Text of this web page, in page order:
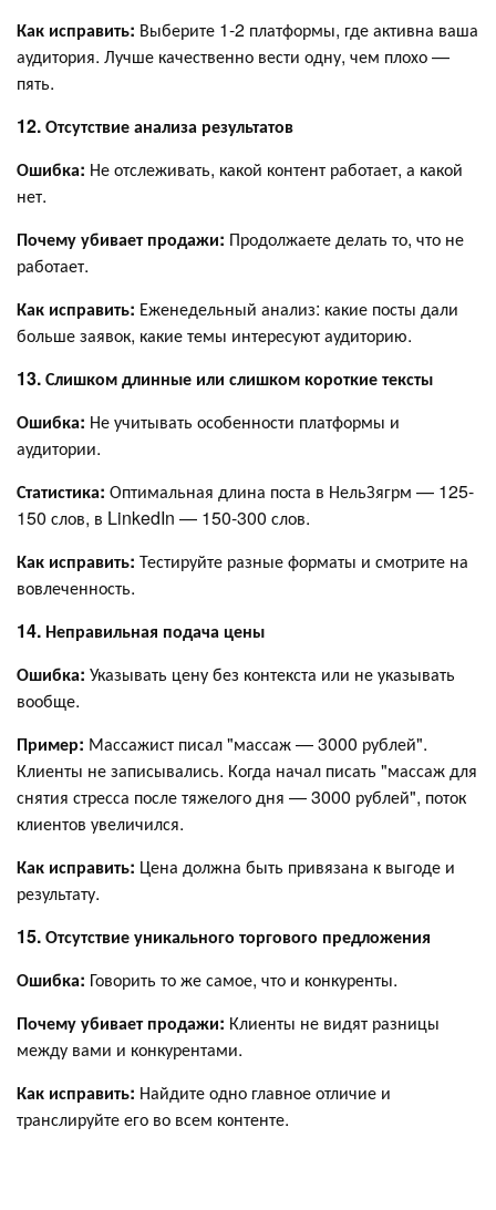
Как исправить: Выберите 1-2 платформы, где активна ваша
аудитория. Лучше качественно вести одну, чем плохо —
пять.
12. Отсутствие анализа результатов
Ошибка: Не отслеживать, какой контент работает, а какой
нет.
Почему убивает продажи: Продолжаете делать то, что не
работает.
Как исправить: Еженедельный анализ: какие посты дали
больше заявок, какие темы интересуют аудиторию.
13. Слишком длинные или слишком короткие тексты
Ошибка: Не учитывать особенности платформы и
аудитории.
Статистика: Оптимальная длина поста в НельЗягрм — 125-
150 слов, в LinkedIn — 150-300 слов.
Как исправить: Тестируйте разные форматы и смотрите на
вовлеченность.
14. Неправильная подача цены
Ошибка: Указывать цену без контекста или не указывать
вообще.
Пример: Массажист писал "массаж — 3000 рублей".
Клиенты не записывались. Когда начал писать "массаж для
снятия стресса после тяжелого дня — 3000 рублей", поток
клиентов увеличился.
Как исправить: Цена должна быть привязана к выгоде и
результату.
15. Отсутствие уникального торгового предложения
Ошибка: Говорить то же самое, что и конкуренты.
Почему убивает продажи: Клиенты не видят разницы
между вами и конкурентами.
Как исправить: Найдите одно главное отличие и
транслируйте его во всем контенте.